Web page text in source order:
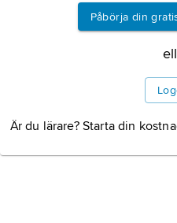
Påbörja din
Är du lärare? Starta din